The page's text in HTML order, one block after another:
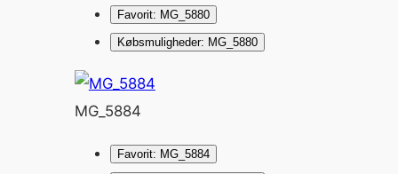
Favorit: MG_5880
Købsmuligheder: MG_5880
MG_5884
Favorit: MG_5884